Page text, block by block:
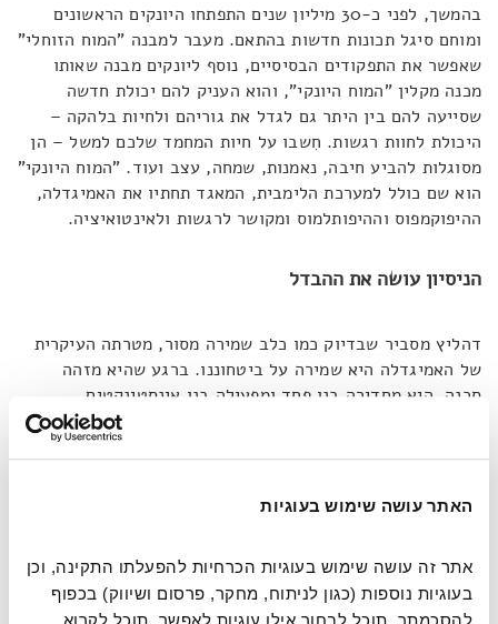
האתר עושה שימוש בעוגיות
בהמשך, לפני כ-30 מיליון שנים התפתחו היונקים הראשונים
ומוחם סיגל תכונות חדשות בהתאם. מעבר למבנה "המוח הזוחלי"
שאפשר את התפקודים הבסיסיים, נוסף ליונקים מבנה שאותו
מכנה מקלין "המוח היונקי", והוא העניק להם יכולת חדשה
שסייעה להם בין היתר גם לגדל את גוריהם ולחיות בלהקה –
היכולת לחוות רגשות. חִשבו על חיות המחמד שלכם למשל – הן
מסוגלות להביע חיבה, נאמנות, שמחה, עצב ועוד. "המוח היונקי"
הוא שם כולל למערכת הלימבית, המאגד תחתיו את האמיגדלה,
ההיפוקמפוס וההיפותלמוס ומקושר לרגשות ולאינטואיציה.
הניסיון עושה את ההבדל
דהליץ מסביר שבדיוק כמו כלב שמירה מסור, מטרתה העיקרית
של האמיגדלה היא שמירה על ביטחוננו. ברגע שהיא מזהה
סכנה, היא מחדירה בנו פחד ומפעילה בנו אינסטינקטים
"המעניין הוא",מציין דהליץ,
"שיש מקרים שבהם המערכת הלימבית מפרשת לא נכון את
עלול לפתח בכל מקרה שלל תגובות דחק, מסטרס כרוני קל ועד
לבסוף הגיע המבנה המוחי המתקדם ביותר באבולוציה, הוא
"קליפת המוח החדשה", הניאו-קורטקס, אשר מפותח במידה